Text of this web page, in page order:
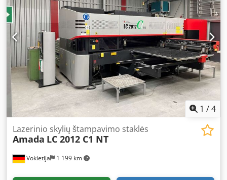
ribotuvo po 1 m, 2 vnt. standartinių svirtinių ribotuvų, 3
vnt. rutulinių atramų po 1,5 m. Pjūvių kiekis: 15 000.
Siurblio veikimo laikas: 100 h. Labai mažai naudotas.
Cedpsziviwsfx Ad Nsha
1 /4
Vokietija 1 199 km
Lazerinio skylių štampavimo staklės
Amada LC 2012 C1 NT